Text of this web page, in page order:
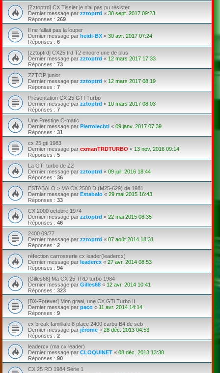
[Zztoptrd] CX Tissier je n'ai pas pu résister
Dernier message par zztoptrd « 30 sept. 2017 09:23
Réponses : 269
Il ne fallait pas la louper
Dernier message par heidi-BX « 30 avr. 2017 07:24
Réponses : 6
[zztoptrd] CX25 trd T2 encore une de plus
Dernier message par zztoptrd « 12 mars 2017 17:33
Réponses : 73
ZZTOP junior
Dernier message par zztoptrd « 12 mars 2017 08:19
Réponses : 7
Présentation CX 25 GTI Turbo
Dernier message par zztoptrd « 10 mars 2017 08:03
Réponses : 7
Une Prestige C-matic
Dernier message par Pierrolechti « 09 janv. 2017 07:39
Réponses : 31
cx 25 gti 1983
Dernier message par cxmanTRDTURBO « 13 nov. 2016 09:14
Réponses : 5
La GTI turbo de ZZ
Dernier message par zztoptrd « 09 juil. 2016 18:44
Réponses : 36
ESTABALO > MA CX 2500 D (M25-629) de 1981
Dernier message par Estabalo « 29 mai 2015 16:43
Réponses : 33
CX 2000 octobre 1974
Dernier message par zztoptrd « 22 mai 2015 08:35
Réponses : 46
2400 09/77
Dernier message par zztoptrd « 07 août 2014 18:31
Réponses : 2
réfection carrosserie cx leader(leadercx)
Dernier message par leadercx « 27 avr. 2014 08:53
Réponses : 94
[Gilles68] Ma CX 25 TRD turbo 1984
Dernier message par Gilles68 « 12 avr. 2014 10:41
Réponses : 323
[BX-Forever] Mon graal, une CX GTi Turbo II
Dernier message par paco « 11 avr. 2014 14:14
Réponses : 9
cx break familliale 8 place 2400 carbu B4 de seb
Dernier message par jérome « 28 déc. 2013 04:53
Réponses : 2
leadercx (ma cx leader)
Dernier message par CLOQUINET « 08 déc. 2013 13:38
Réponses : 90
CX 25 RD 1984 Série 1